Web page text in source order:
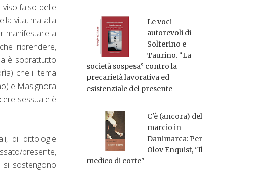
viso falso delle
vita, ma alla
manifestare a
riprendere,
è soprattutto
che il tema
e Masignora
sessuale è
di dittologie
presente,
si sostengono
Le voci
autorevoli di
Solferino e
Taurino. “La
società sospesa” contro la
precarietà lavorativa ed
esistenziale del presente
C'è (ancora) del
marcio in
Danimarca: Per
Olov Enquist, "Il
medico di corte"